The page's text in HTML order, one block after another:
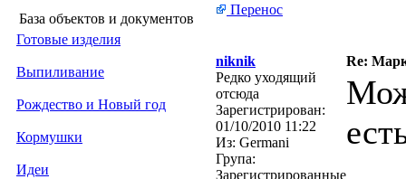
База объектов и документов
Готовые изделия
Выпиливание
Рождество и Новый год
Кормушки
Идеи
Перенос
niknik
Re:
Редко уходящий
отсюда
Зарегистрирован:
01/10/2010 11:22
Из: Germani
Група:
Зарегистрированные